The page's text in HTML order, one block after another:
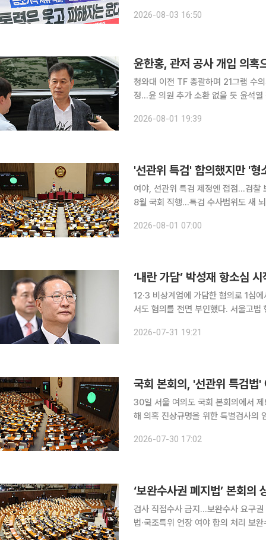
월 임시국회 마지막 날 국회 문턱을
2026-08-03 16:50
윤한홍, 관저 공사 개입 의
청와대 이전 TF 총괄하며 21그램 수
정…윤 의원 추가 소환 없을 듯 윤석열 정부 대통령 관저 이전 과정에서 부지 변경과 공사업체 선정
받았다. 권창영 특별검사가 이끄
2026-08-01 19:39
'선관위 특검' 합의했지만 '
여야, 선관위 특검 제정엔 접점…검찰
8월 국회 직행…특검 수사범위도 새 뇌관 7월 임시국회가 선거관리위원회 특별검사법 제
강행 처리되며 막을 내렸다. 원 구성
2026-08-01 07:00
‘내란 가담’ 박성재 항소심
12·3 비상계엄에 가담한 혐의로 1심
서도 혐의를 전면 부인했다. 서울고법 형사1부(윤성식 부장판사)는 31일 내란중요임무종사 등 혐의
간접 정황만으로 유죄를 인정했다며
2026-07-31 19:21
국회 본회의, '선관위 특검
30일 서울 여의도 국회 본회의에서
해 의혹 진상규명을 위한 특별검사의
2026-07-30 17:02
‘보완수사권 폐지법’ 본회
검사 직접수사 금지…보완수사 요구
법·국조특위 연장 여야 합의 처리 보완수사를 포함한 검사의 직접수사를 금지하는 형사소송법 개정